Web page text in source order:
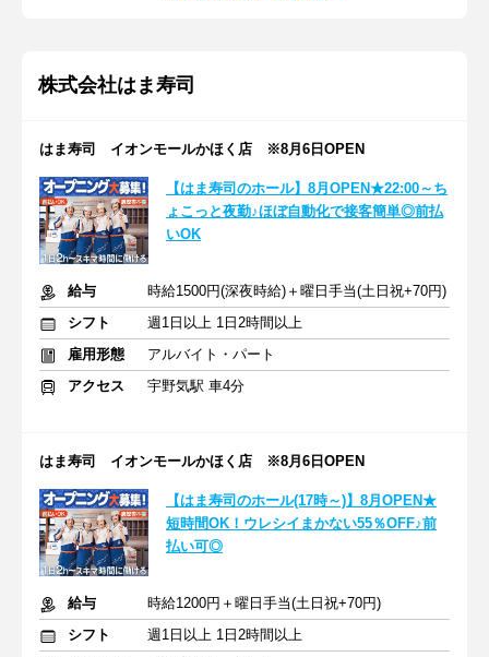
株式会社はま寿司
はま寿司 イオンモールかほく店 ※8月6日OPEN
【はま寿司のホール】8月OPEN★22:00～ち
ょこっと夜勤♪ほぼ自動化で接客簡単◎前払
いOK
給与
時給1500円(深夜時給)＋曜日手当(土日祝+70円)
シフト
週1日以上 1日2時間以上
雇用形態
アルバイト・パート
アクセス
宇野気駅 車4分
はま寿司 イオンモールかほく店 ※8月6日OPEN
【はま寿司のホール(17時～)】8月OPEN★
短時間OK！ウレシイまかない55％OFF♪前
払い可◎
給与
時給1200円＋曜日手当(土日祝+70円)
シフト
週1日以上 1日2時間以上